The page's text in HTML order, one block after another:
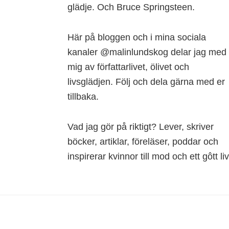
glädje. Och Bruce Springsteen.
Här på bloggen och i mina sociala
kanaler @malinlundskog delar jag med
mig av författarlivet, ölivet och
livsglädjen. Följ och dela gärna med er
tillbaka.
Vad jag gör på riktigt? Lever, skriver
böcker, artiklar, föreläser, poddar och
inspirerar kvinnor till mod och ett gôtt